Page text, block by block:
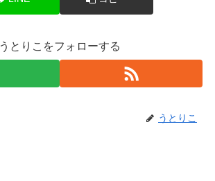
うとりこをフォローする
うとりこ